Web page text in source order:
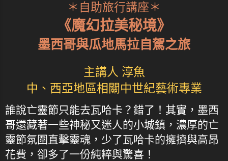
＊自助旅行講座＊
《魔幻拉美秘境》
墨西哥與瓜地馬拉自駕之旅
主講人 淳魚
中、西亞地區相關中世紀藝術專業
誰說亡靈節只能去瓦哈卡？錯了！其實，墨西
哥還藏著一些神秘又迷人的小城鎮，濃厚的亡
靈節氛圍直擊靈魂，少了瓦哈卡的擁擠與高昂
花費，卻多了一份純粹與驚喜！